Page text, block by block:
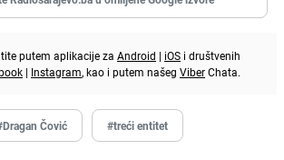
putem aplikacije za Android | iOS i društvenih
| Instagram, kao i putem našeg ViberChata.
Čović #treći entitet